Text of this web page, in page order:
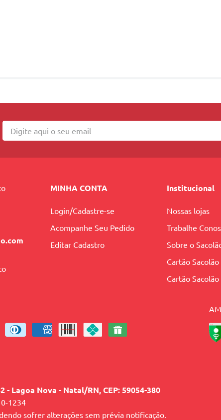
MINHA CONTA
Login/Cadastre-se
Acompanhe Seu Pedido
Editar Cadastro
Institucional
Nossas lojas
Trabalhe
Sobre o
Cartão
Cartão
- Lagoa Nova - Natal/RN, CEP: 59054-380
1234
sofrer alterações sem prévia notificação.